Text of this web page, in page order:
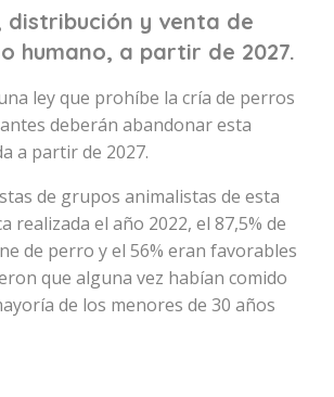
y venta de
humano, a partir de 2027.
ley que prohíbe la cría de perros
deberán abandonar esta
a partir de 2027.
de grupos animalistas de esta
realizada el año 2022, el 87,5% de
de perro y el 56% eran favorables
que alguna vez habían comido
de los menores de 30 años